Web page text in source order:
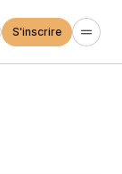
S'inscrire